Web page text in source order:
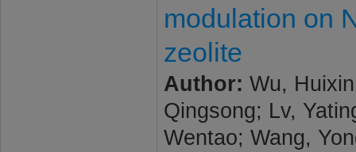
modulation on
zeolite
Author: Wu,
Qingsong; Lv,
Wentao; Wang,